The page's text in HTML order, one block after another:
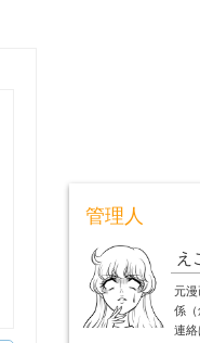
管理人
え
元漫
係（
連絡